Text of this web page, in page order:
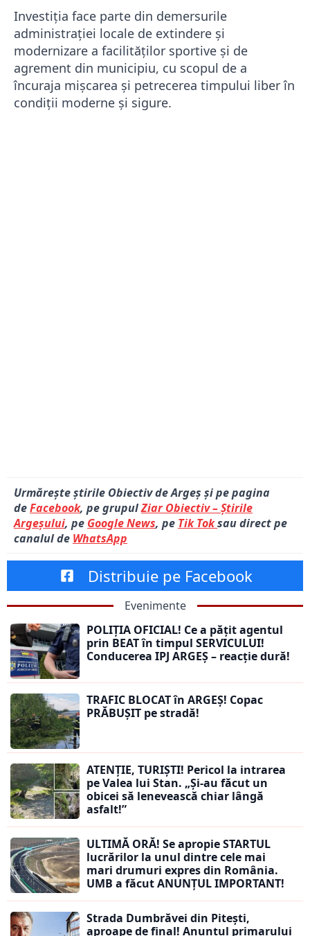
Investiția face parte din demersurile
administrației locale de extindere și
modernizare a facilităților sportive și de
agrement din municipiu, cu scopul de a
încuraja mișcarea și petrecerea timpului liber în
condiții moderne și sigure.
Urmărește știrile Obiectiv de Argeș și pe pagina
deFacebook, pe grupulZiar Obiectiv – Știrile
Argeșului, pe Google News, pe Tik Toksau direct pe
canalul de WhatsApp
Distribuie pe Facebook
Evenimente
POLIȚIA OFICIAL! Ce a pățit agentul
prin BEAT în timpul SERVICULUI!
Conducerea IPJ ARGEȘ – reacție dură!
TRAFIC BLOCAT în ARGEȘ! Copac
PRĂBUȘIT pe stradă!
ATENȚIE, TURIȘTI! Pericol la intrarea
pe Valea lui Stan. „Și-au făcut un
obicei să lenevească chiar lângă
asfalt!”
ULTIMĂ ORĂ! Se apropie STARTUL
lucrărilor la unul dintre cele mai
mari drumuri expres din România.
UMB a făcut ANUNȚUL IMPORTANT!
Strada Dumbrăvei din Pitești,
aproape de final! Anunțul primarului